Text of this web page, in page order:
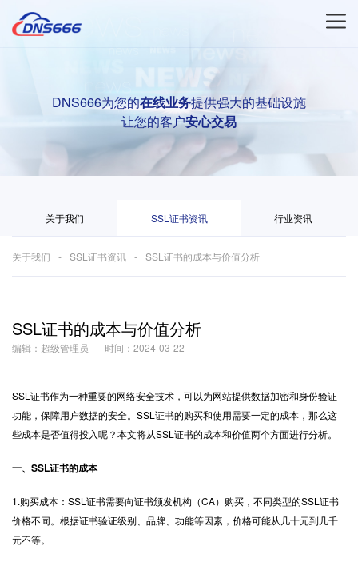
DNS666为您的在线业务提供强大的基础设施
让您的客户安心交易
关于我们 SSL证书资讯 行业资讯
关于我们 SSL证书资讯 SSL证书的成本与价值分析
SSL证书的成本与价值分析
编辑：超级管理员 时间：2024-03-22
SSL证书作为一种重要的网络安全技术，可以为网站提供数据加密和身份验证
功能，保障用户数据的安全。SSL证书的购买和使用需要一定的成本，那么这
些成本是否值得投入呢？本文将从SSL证书的成本和价值两个方面进行分析。
一、SSL证书的成本
1.购买成本：SSL证书需要向证书颁发机构（CA）购买，不同类型的SSL证书
价格不同。根据证书验证级别、品牌、功能等因素，价格可能从几十元到几千
元不等。